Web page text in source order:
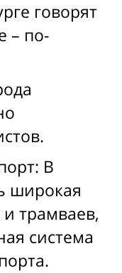
говорят
– по-
В
широкая
и трамваев,
система